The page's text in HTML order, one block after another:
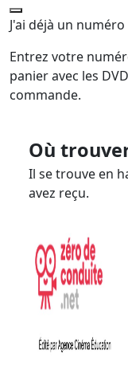
J'ai déjà un
Entrez votre
panier avec les
commande.
Où
Il se trouve en
avez reçu.